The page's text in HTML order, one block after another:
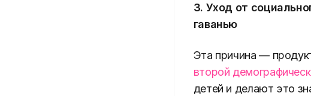
3. Уход от
гаванью
Эта причина —
второй
детей и делают это